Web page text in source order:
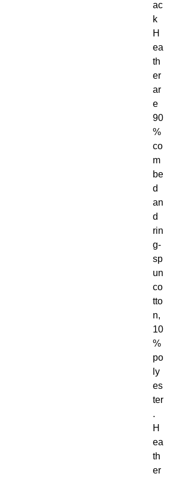
ac
k
H
ea
th
er
ar
e
90
%
co
m
be
d
an
d
rin
g-
sp
un
co
tto
n,
10
%
po
ly
es
ter
.
H
ea
th
er